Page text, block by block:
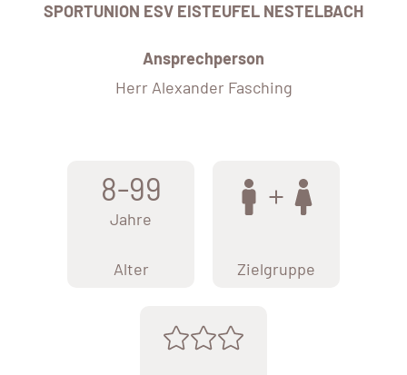
SPORTUNION ESV EISTEUFEL NESTELBACH
Ansprechperson
Herr Alexander Fasching
8-99
Jahre
Alter Zielgruppe